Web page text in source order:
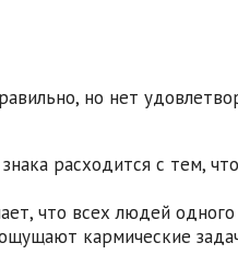
но нет
расходится с тем,
что всех людей
кармические